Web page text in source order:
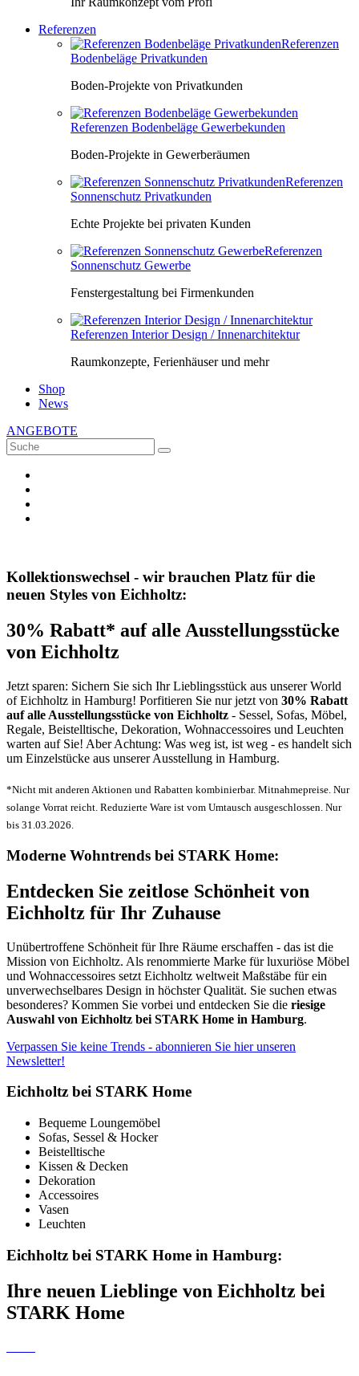
Referenzen
Referenzen
Bodenbeläge Privatkunden
Boden-Projekte von Privatkunden
Referenzen Bodenbeläge Gewerbekunden
Boden-Projekte in Gewerberäumen
Referenzen
Sonnenschutz Privatkunden
Echte Projekte bei privaten Kunden
Referenzen
Sonnenschutz Gewerbe
Fenstergestaltung bei Firmenkunden
Referenzen Interior Design / Innenarchitektur
Raumkonzepte, Ferienhäuser und mehr
Shop
News
ANGEBOTE
Kollektionswechsel - wir brauchen Platz für die
neuen Styles von Eichholtz:
30% Rabatt* auf alle Ausstellungsstücke
von Eichholtz
Jetzt sparen: Sichern Sie sich Ihr Lieblingsstück aus unserer World
of Eichholtz in Hamburg! Porfitieren Sie nur jetzt von 30% Rabatt
auf alle Ausstellungsstücke von Eichholtz - Sessel, Sofas, Möbel,
Regale, Beistelltische, Dekoration, Wohnaccessoires und Leuchten
warten auf Sie! Aber Achtung: Was weg ist, ist weg - es handelt sich
um Einzelstücke aus unserer Ausstellung in Hamburg.
*Nicht mit anderen Aktionen und Rabatten kombinierbar. Mitnahmepreise. Nur
solange Vorrat reicht. Reduzierte Ware ist vom Umtausch ausgeschlossen. Nur
bis 31.03.2026.
Moderne Wohntrends bei STARK Home:
Entdecken Sie zeitlose Schönheit von
Eichholtz für Ihr Zuhause
Unübertroffene Schönheit für Ihre Räume erschaffen - das ist die
Mission von Eichholtz. Als renommierte Marke für luxuriöse Möbel
und Wohnaccessoires setzt Eichholtz weltweit Maßstäbe für ein
unverwechselbares Design in höchster Qualität. Sie suchen etwas
besonderes? Kommen Sie vorbei und entdecken Sie die riesige
Auswahl von Eichholtz bei STARK Home in Hamburg.
Verpassen Sie keine Trends - abonnieren Sie hier unseren
Newsletter!
Eichholtz bei STARK Home
Bequeme Loungemöbel
Sofas, Sessel & Hocker
Beistelltische
Kissen & Decken
Dekoration
Accessoires
Vasen
Leuchten
Eichholtz bei STARK Home in Hamburg:
Ihre neuen Lieblinge von Eichholtz bei
STARK Home